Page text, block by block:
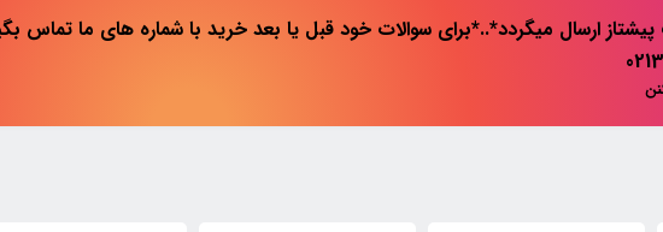
ارسال میگردد*..*برای سوالات خود قبل یا بعد خرید با شماره های ما تماس